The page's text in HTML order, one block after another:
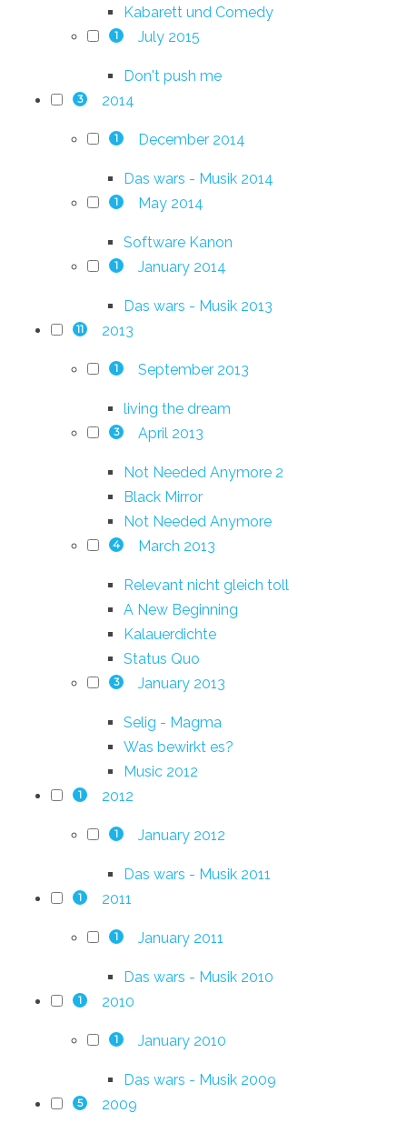
Kabarett und Comedy
1 July 2015
Don't push me
3 2014
1 December 2014
Das wars - Musik 2014
1 May 2014
Software Kanon
1 January 2014
Das wars - Musik 2013
11 2013
1 September 2013
living the dream
3 April 2013
Not Needed Anymore 2
Black Mirror
Not Needed Anymore
4 March 2013
Relevant nicht gleich toll
A New Beginning
Kalauerdichte
Status Quo
3 January 2013
Selig - Magma
Was bewirkt es?
Music 2012
1 2012
1 January 2012
Das wars - Musik 2011
1 2011
1 January 2011
Das wars - Musik 2010
1 2010
1 January 2010
Das wars - Musik 2009
5 2009